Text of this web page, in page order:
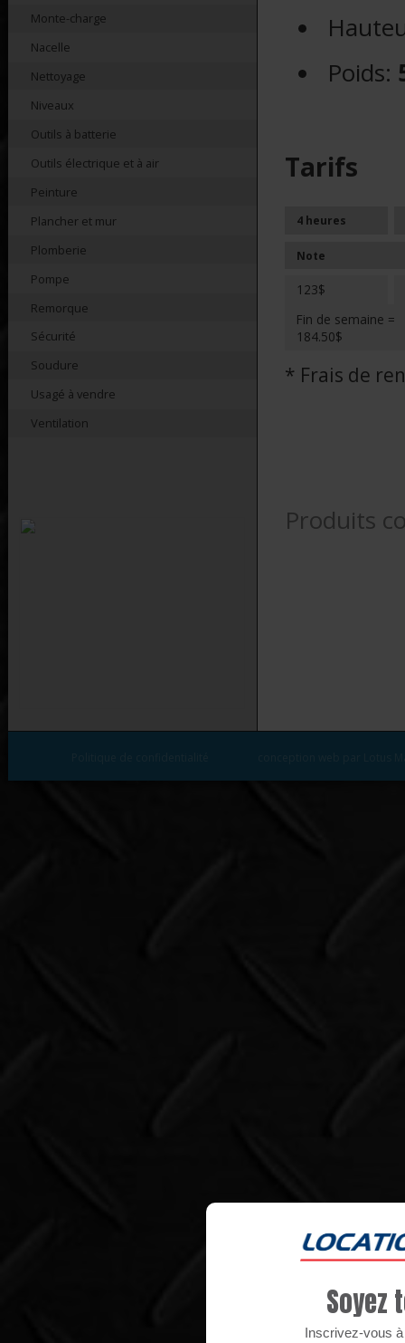
Monte-charge
Nacelle
Nettoyage
Niveaux
Outils à batterie
Outils électrique et à air
Peinture
Plancher et mur
Plomberie
Pompe
Remorque
Sécurité
Soudure
Usagé à vendre
Ventilation
Poids:
Tarifs
4 heures
Note
123$
Fin de semaine =
184.50$
* Frais de
Produits
Soyez
Inscrivez-vous